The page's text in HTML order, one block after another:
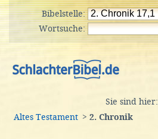
Bibelstelle:
Wortsuche:
Sie sind hier:
Altes Testament > 2. Chronik